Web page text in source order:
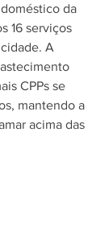
da
16 serviços
A
CPPs se
mantendo a
acima das